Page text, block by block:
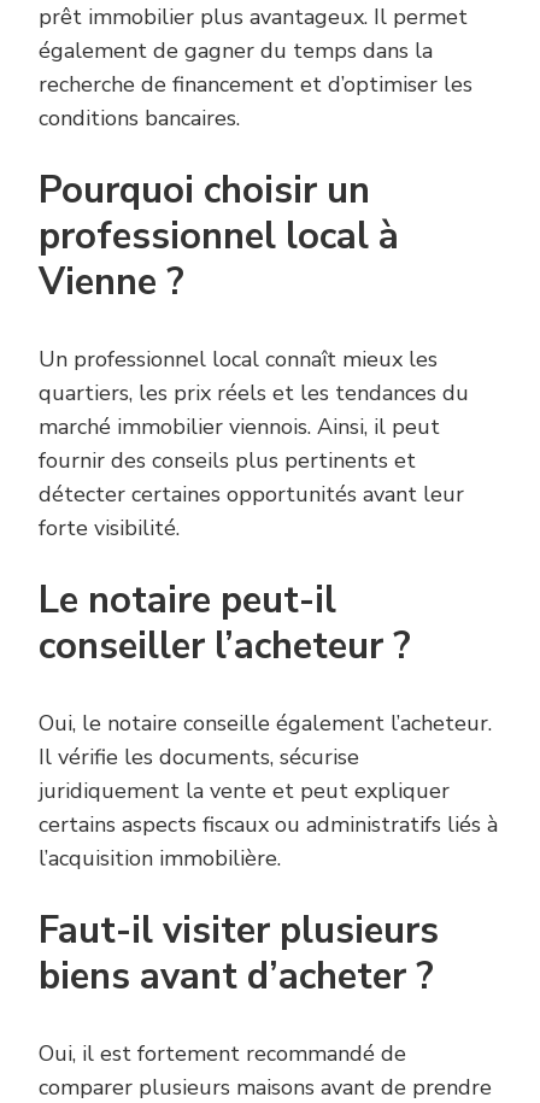
prêt immobilier plus avantageux. Il permet
également de gagner du temps dans la
recherche de financement et d’optimiser les
conditions bancaires.
Pourquoi choisir un
professionnel local à
Vienne ?
Un professionnel local connaît mieux les
quartiers, les prix réels et les tendances du
marché immobilier viennois. Ainsi, il peut
fournir des conseils plus pertinents et
détecter certaines opportunités avant leur
forte visibilité.
Le notaire peut-il
conseiller l’acheteur ?
Oui, le notaire conseille également l’acheteur.
Il vérifie les documents, sécurise
juridiquement la vente et peut expliquer
certains aspects fiscaux ou administratifs liés à
l’acquisition immobilière.
Faut-il visiter plusieurs
biens avant d’acheter ?
Oui, il est fortement recommandé de
comparer plusieurs maisons avant de prendre